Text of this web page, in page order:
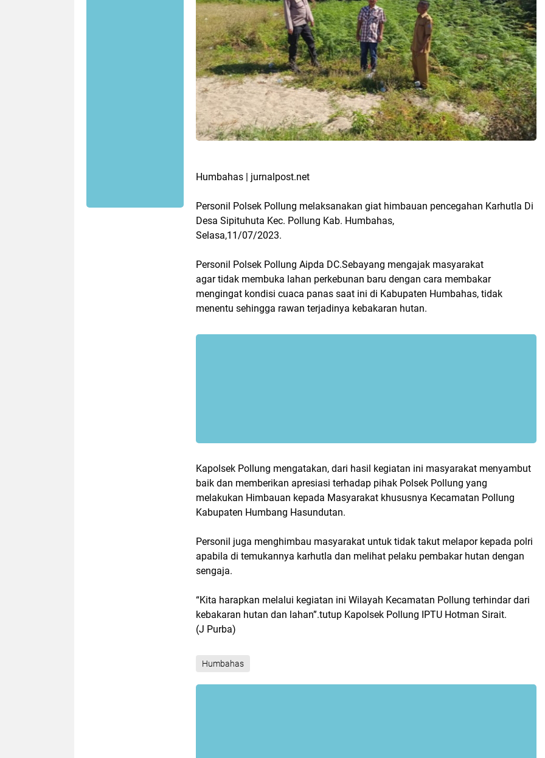
Humbahas | jurnalpost.net
Personil Polsek Pollung melaksanakan giat himbauan pencegahan Karhutla Di
Desa Sipituhuta Kec. Pollung Kab. Humbahas,
Selasa,11/07/2023.
Personil Polsek Pollung Aipda DC.Sebayang mengajak masyarakat
agar tidak membuka lahan perkebunan baru dengan cara membakar
mengingat kondisi cuaca panas saat ini di Kabupaten Humbahas, tidak
menentu sehingga rawan terjadinya kebakaran hutan.
Kapolsek Pollung mengatakan, dari hasil kegiatan ini masyarakat menyambut
baik dan memberikan apresiasi terhadap pihak Polsek Pollung yang
melakukan Himbauan kepada Masyarakat khususnya Kecamatan Pollung
Kabupaten Humbang Hasundutan.
Personil juga menghimbau masyarakat untuk tidak takut melapor kepada polri
apabila di temukannya karhutla dan melihat pelaku pembakar hutan dengan
sengaja.
“Kita harapkan melalui kegiatan ini Wilayah Kecamatan Pollung terhindar dari
kebakaran hutan dan lahan”.tutup Kapolsek Pollung IPTU Hotman Sirait.
(J Purba)
Humbahas